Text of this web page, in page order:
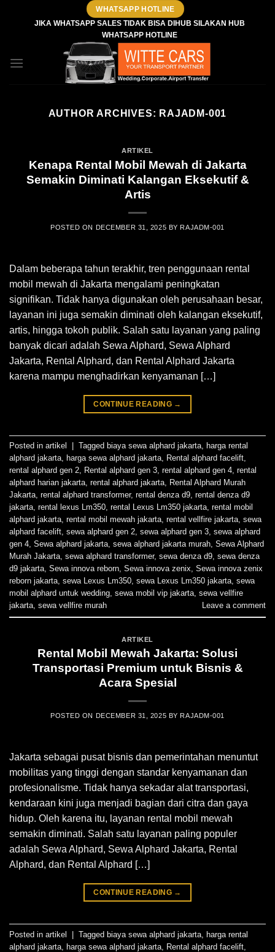
WHATSAPP HOTLINE
JIKA WHATSAPP SALES TIDAK BISA DIHUB SILAKAN HUB
WHATSAPP HOTLINE
AUTHOR ARCHIVES: RAJADM-001
ARTIKEL
Kenapa Rental Mobil Mewah di Jakarta
Semakin Diminati Kalangan Eksekutif &
Artis
POSTED ON DECEMBER 31, 2025 BY RAJADM-001
Dalam beberapa tahun terakhir, tren penggunaan rental
mobil mewah di Jakarta mengalami peningkatan
signifikan. Tidak hanya digunakan oleh perusahaan besar,
layanan ini juga semakin diminati oleh kalangan eksekutif,
artis, hingga tokoh publik. Salah satu layanan yang paling
banyak dicari adalah Sewa Alphard, Sewa Alphard
Jakarta, Rental Alphard, dan Rental Alphard Jakarta
karena mampu menghadirkan kenyamanan […]
CONTINUE READING →
Posted in artikel Tagged biaya sewa alphard jakarta, harga rental
alphard jakarta, harga sewa alphard jakarta, Rental alphard facelift,
rental alphard gen 2, Rental alphard gen 3, rental alphard gen 4, rental
alphard harian jakarta, rental alphard jakarta, Rental Alphard Murah
Jakarta, rental alphard transformer, rental denza d9, rental denza d9
jakarta, rental lexus Lm350, rental Lexus Lm350 jakarta, rental mobil
alphard jakarta, rental mobil mewah jakarta, rental vellfire jakarta, sewa
alphard facelift, sewa alphard gen 2, sewa alphard gen 3, sewa alphard
gen 4, Sewa alphard jakarta, sewa alphard jakarta murah, Sewa Alphard
Murah Jakarta, sewa alphard transformer, sewa denza d9, sewa denza
d9 jakarta, Sewa innova reborn, Sewa innova zenix, Sewa innova zenix
reborn jakarta, sewa Lexus Lm350, sewa Lexus Lm350 jakarta, sewa
mobil alphard untuk wedding, sewa mobil vip jakarta, sewa vellfire
jakarta, sewa vellfire murah Leave a comment
ARTIKEL
Rental Mobil Mewah Jakarta: Solusi
Transportasi Premium untuk Bisnis &
Acara Spesial
POSTED ON DECEMBER 31, 2025 BY RAJADM-001
Jakarta sebagai pusat bisnis dan pemerintahan menuntut
mobilitas yang tinggi dengan standar kenyamanan dan
profesionalisme. Tidak hanya sekadar alat transportasi,
kendaraan kini juga menjadi bagian dari citra dan gaya
hidup. Oleh karena itu, layanan rental mobil mewah
semakin diminati. Salah satu layanan paling populer
adalah Sewa Alphard, Sewa Alphard Jakarta, Rental
Alphard, dan Rental Alphard […]
CONTINUE READING →
Posted in artikel | Tagged biaya sewa alphard jakarta harga rental
alphard jakarta harga sewa alphard jakarta Rental alphard facelift